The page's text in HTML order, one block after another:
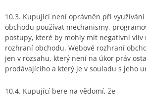
10.3. Kupující není oprávněn při
obchodu používat mechanismy,
postupy, které by mohly mít negativní vliv
rozhraní obchodu. Webové rozhraní
jen v rozsahu, který není na úkor práv
prodávajícího a který je v souladu s jeho
10.4. Kupující bere na vědomí, že